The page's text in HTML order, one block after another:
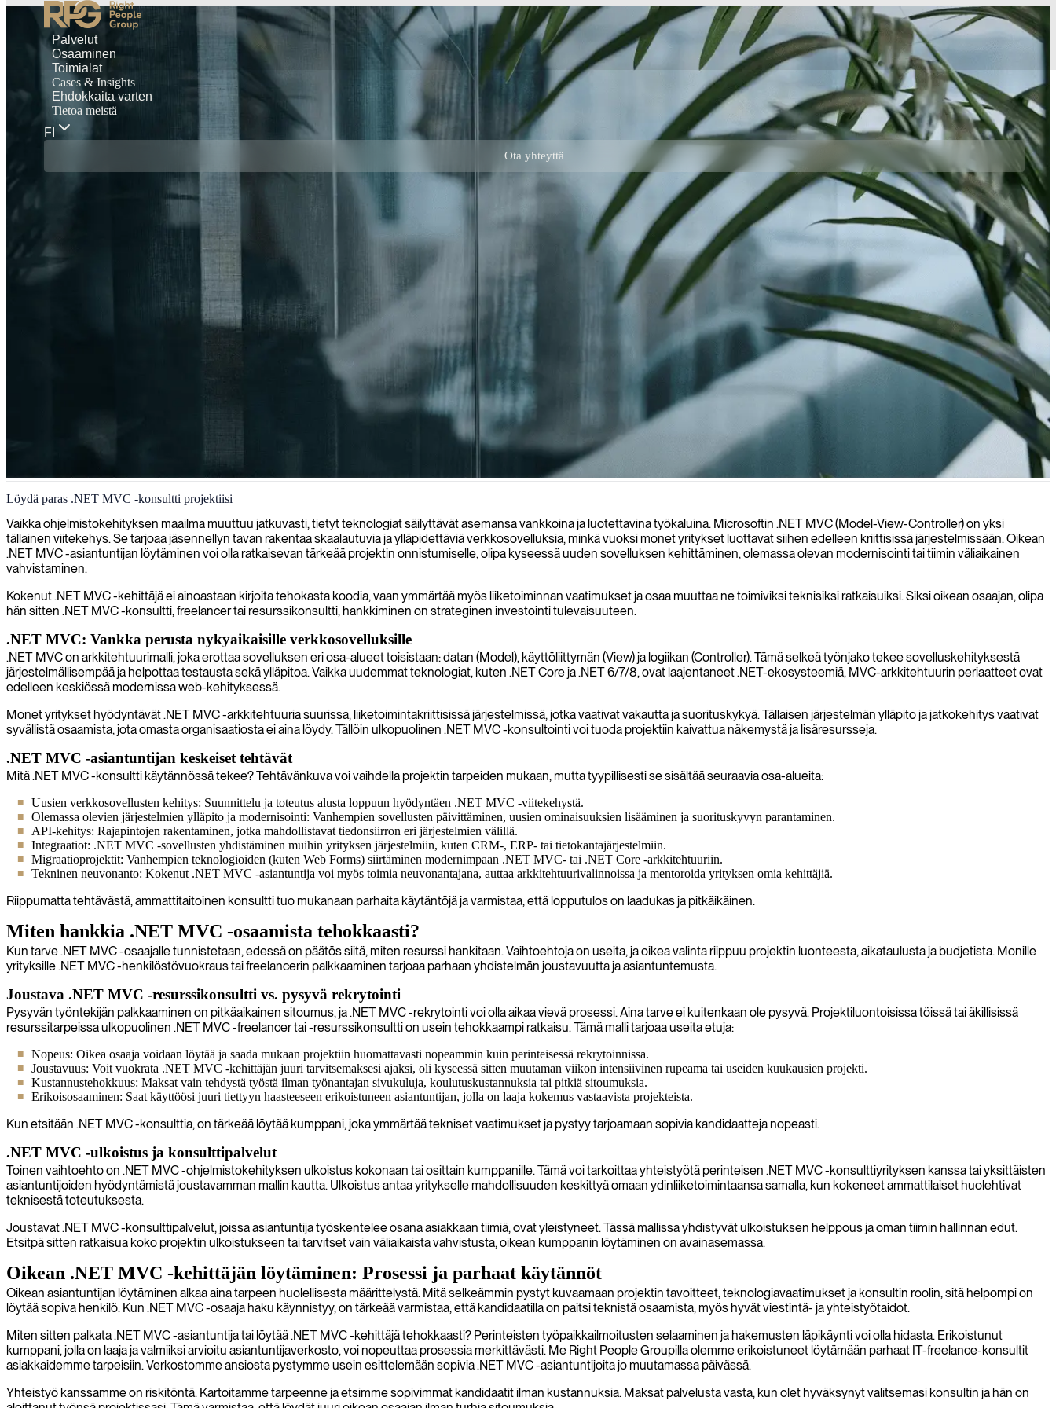
Palvelut
Osaaminen
Toimialat
Cases & Insights
Ehdokkaita varten
Tietoa meistä
FI
Ota yhteyttä
.NET MVC -kehitys
Toimitamme taitavia .NET MVC -kehittäjiä, jotka rakentavat tehokkaita, skaalautuvia verkkosovelluksia räätälöitynä yrityksesi tarpeisiin.
Löydä paras .NET MVC -konsultti projektiisi
Vaikka ohjelmistokehityksen maailma muuttuu jatkuvasti, tietyt teknologiat säilyttävät asemansa vankkoina ja luotettavina työkaluina. Microsoftin .NET MVC (Model-View-Controller) on yksi
tällainen viitekehys. Se tarjoaa jäsennellyn tavan rakentaa skaalautuvia ja ylläpidettäviä verkkosovelluksia, minkä vuoksi monet yritykset luottavat siihen edelleen kriittisissä järjestelmissään. Oikean
.NET MVC -asiantuntijan löytäminen voi olla ratkaisevan tärkeää projektin onnistumiselle, olipa kyseessä uuden sovelluksen kehittäminen, olemassa olevan modernisointi tai tiimin väliaikainen
vahvistaminen.
Kokenut .NET MVC -kehittäjä ei ainoastaan kirjoita tehokasta koodia, vaan ymmärtää myös liiketoiminnan vaatimukset ja osaa muuttaa ne toimiviksi teknisiksi ratkaisuiksi. Siksi oikean osaajan, olipa
hän sitten .NET MVC -konsultti, freelancer tai resurssikonsultti, hankkiminen on strateginen investointi tulevaisuuteen.
.NET MVC: Vankka perusta nykyaikaisille verkkosovelluksille
.NET MVC on arkkitehtuurimalli, joka erottaa sovelluksen eri osa-alueet toisistaan: datan (Model), käyttöliittymän (View) ja logiikan (Controller). Tämä selkeä työnjako tekee sovelluskehityksestä
järjestelmällisempää ja helpottaa testausta sekä ylläpitoa. Vaikka uudemmat teknologiat, kuten .NET Core ja .NET 6/7/8, ovat laajentaneet .NET-ekosysteemiä, MVC-arkkitehtuurin periaatteet ovat
edelleen keskiössä modernissa web-kehityksessä.
Monet yritykset hyödyntävät .NET MVC -arkkitehtuuria suurissa, liiketoimintakriittisissä järjestelmissä, jotka vaativat vakautta ja suorituskykyä. Tällaisen järjestelmän ylläpito ja jatkokehitys vaativat
syvällistä osaamista, jota omasta organisaatiosta ei aina löydy. Tällöin ulkopuolinen .NET MVC -konsultointi voi tuoda projektiin kaivattua näkemystä ja lisäresursseja.
.NET MVC -asiantuntijan keskeiset tehtävät
Mitä .NET MVC -konsultti käytännössä tekee? Tehtävänkuva voi vaihdella projektin tarpeiden mukaan, mutta tyypillisesti se sisältää seuraavia osa-alueita:
Uusien verkkosovellusten kehitys: Suunnittelu ja toteutus alusta loppuun hyödyntäen .NET MVC -viitekehystä.
Olemassa olevien järjestelmien ylläpito ja modernisointi: Vanhempien sovellusten päivittäminen, uusien ominaisuuksien lisääminen ja suorituskyvyn parantaminen.
API-kehitys: Rajapintojen rakentaminen, jotka mahdollistavat tiedonsiirron eri järjestelmien välillä.
Integraatiot: .NET MVC -sovellusten yhdistäminen muihin yrityksen järjestelmiin, kuten CRM-, ERP- tai tietokantajärjestelmiin.
Migraatioprojektit: Vanhempien teknologioiden (kuten Web Forms) siirtäminen modernimpaan .NET MVC- tai .NET Core -arkkitehtuuriin.
Tekninen neuvonanto: Kokenut .NET MVC -asiantuntija voi myös toimia neuvonantajana, auttaa arkkitehtuurivalinnoissa ja mentoroida yrityksen omia kehittäjiä.
Riippumatta tehtävästä, ammattitaitoinen konsultti tuo mukanaan parhaita käytäntöjä ja varmistaa, että lopputulos on laadukas ja pitkäikäinen.
Miten hankkia .NET MVC -osaamista tehokkaasti?
Kun tarve .NET MVC -osaajalle tunnistetaan, edessä on päätös siitä, miten resurssi hankitaan. Vaihtoehtoja on useita, ja oikea valinta riippuu projektin luonteesta, aikataulusta ja budjetista. Monille
yrityksille .NET MVC -henkilöstövuokraus tai freelancerin palkkaaminen tarjoaa parhaan yhdistelmän joustavuutta ja asiantuntemusta.
Joustava .NET MVC -resurssikonsultti vs. pysyvä rekrytointi
Pysyvän työntekijän palkkaaminen on pitkäaikainen sitoumus, ja .NET MVC -rekrytointi voi olla aikaa vievä prosessi. Aina tarve ei kuitenkaan ole pysyvä. Projektiluontoisissa töissä tai äkillisissä
resurssitarpeissa ulkopuolinen .NET MVC -freelancer tai -resurssikonsultti on usein tehokkaampi ratkaisu. Tämä malli tarjoaa useita etuja:
Nopeus: Oikea osaaja voidaan löytää ja saada mukaan projektiin huomattavasti nopeammin kuin perinteisessä rekrytoinnissa.
Joustavuus: Voit vuokrata .NET MVC -kehittäjän juuri tarvitsemaksesi ajaksi, oli kyseessä sitten muutaman viikon intensiivinen rupeama tai useiden kuukausien projekti.
Kustannustehokkuus: Maksat vain tehdystä työstä ilman työnantajan sivukuluja, koulutuskustannuksia tai pitkiä sitoumuksia.
Erikoisosaaminen: Saat käyttöösi juuri tiettyyn haasteeseen erikoistuneen asiantuntijan, jolla on laaja kokemus vastaavista projekteista.
Kun etsitään .NET MVC -konsulttia, on tärkeää löytää kumppani, joka ymmärtää tekniset vaatimukset ja pystyy tarjoamaan sopivia kandidaatteja nopeasti.
.NET MVC -ulkoistus ja konsulttipalvelut
Toinen vaihtoehto on .NET MVC -ohjelmistokehityksen ulkoistus kokonaan tai osittain kumppanille. Tämä voi tarkoittaa yhteistyötä perinteisen .NET MVC -konsulttiyrityksen kanssa tai yksittäisten
asiantuntijoiden hyödyntämistä joustavamman mallin kautta. Ulkoistus antaa yritykselle mahdollisuuden keskittyä omaan ydinliiketoimintaansa samalla, kun kokeneet ammattilaiset huolehtivat
teknisestä toteutuksesta.
Joustavat .NET MVC -konsulttipalvelut, joissa asiantuntija työskentelee osana asiakkaan tiimiä, ovat yleistyneet. Tässä mallissa yhdistyvät ulkoistuksen helppous ja oman tiimin hallinnan edut.
Etsitpä sitten ratkaisua koko projektin ulkoistukseen tai tarvitset vain väliaikaista vahvistusta, oikean kumppanin löytäminen on avainasemassa.
Oikean .NET MVC -kehittäjän löytäminen: Prosessi ja parhaat käytännöt
Oikean asiantuntijan löytäminen alkaa aina tarpeen huolellisesta määrittelystä. Mitä selkeämmin pystyt kuvaamaan projektin tavoitteet, teknologiavaatimukset ja konsultin roolin, sitä helpompi on
löytää sopiva henkilö. Kun .NET MVC -osaaja haku käynnistyy, on tärkeää varmistaa, että kandidaatilla on paitsi teknistä osaamista, myös hyvät viestintä- ja yhteistyötaidot.
Miten sitten palkata .NET MVC -asiantuntija tai löytää .NET MVC -kehittäjä tehokkaasti? Perinteisten työpaikkailmoitusten selaaminen ja hakemusten läpikäynti voi olla hidasta. Erikoistunut
kumppani, jolla on laaja ja valmiiksi arvioitu asiantuntijaverkosto, voi nopeuttaa prosessia merkittävästi. Me Right People Groupilla olemme erikoistuneet löytämään parhaat IT-freelance-konsultit
asiakkaidemme tarpeisiin. Verkostomme ansiosta pystymme usein esittelemään sopivia .NET MVC -asiantuntijoita jo muutamassa päivässä.
Yhteistyö kanssamme on riskitöntä. Kartoitamme tarpeenne ja etsimme sopivimmat kandidaatit ilman kustannuksia. Maksat palvelusta vasta, kun olet hyväksynyt valitsemasi konsultin ja hän on